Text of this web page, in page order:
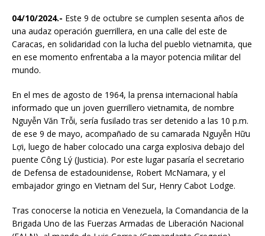
04/10/2024.- Este 9 de octubre se cumplen sesenta años de
una audaz operación guerrillera, en una calle del este de
Caracas, en solidaridad con la lucha del pueblo vietnamita, que
en ese momento enfrentaba a la mayor potencia militar del
mundo.
En el mes de agosto de 1964, la prensa internacional había
informado que un joven guerrillero vietnamita, de nombre
Nguyễn Văn Trỗi, sería fusilado tras ser detenido a las 10 p.m.
de ese 9 de mayo, acompañado de su camarada Nguyễn Hữu
Lợi, luego de haber colocado una carga explosiva debajo del
puente Công Lý (Justicia). Por este lugar pasaría el secretario
de Defensa de estadounidense, Robert McNamara, y el
embajador gringo en Vietnam del Sur, Henry Cabot Lodge.
Tras conocerse la noticia en Venezuela, la Comandancia de la
Brigada Uno de las Fuerzas Armadas de Liberación Nacional